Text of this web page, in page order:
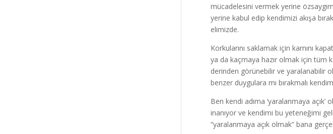
mücadelesini vermek yerine
yerine kabul edip kendimizi akışa
elimizde.
Korkularını saklamak için karnını
ya da kaçmaya hazır olmak için tüm
derinden görünebilir ve yaralanabilir
benzer duygulara mı bırakmalı
Ben kendi adıma ‘yaralanmaya
inanıyor ve kendimi bu yeteneğimi
“yaralanmaya açık olmak” bana